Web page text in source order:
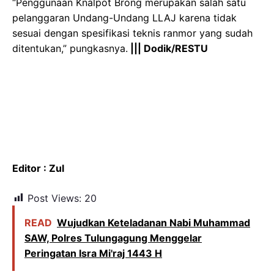
pelanggaran Undang-Undang LLAJ karena tidak
sesuai dengan spesifikasi teknis ranmor yang sudah
ditentukan,” pungkasnya. ||| Dodik/RESTU
Editor : Zul
Post Views: 20
READ Wujudkan Keteladanan Nabi Muhammad
SAW, Polres Tulungagung Menggelar
Peringatan Isra Mi'raj 1443 H